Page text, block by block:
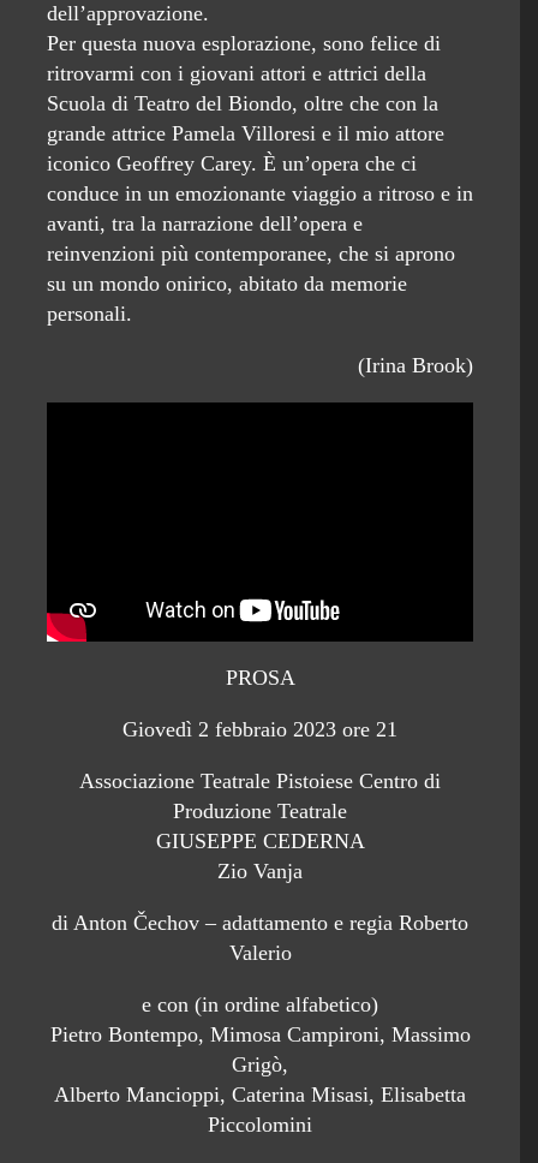
dell’approvazione.
Per questa nuova esplorazione, sono felice di
ritrovarmi con i giovani attori e attrici della
Scuola di Teatro del Biondo, oltre che con la
grande attrice Pamela Villoresi e il mio attore
iconico Geoffrey Carey. È un’opera che ci
conduce in un emozionante viaggio a ritroso e in
avanti, tra la narrazione dell’opera e
reinvenzioni più contemporanee, che si aprono
su un mondo onirico, abitato da memorie
personali.
(Irina Brook)
PROSA
Giovedì 2 febbraio 2023 ore 21
Associazione Teatrale Pistoiese Centro di
Produzione Teatrale
GIUSEPPE CEDERNA
Zio Vanja
di Anton Čechov – adattamento e regia Roberto
Valerio
e con (in ordine alfabetico)
Pietro Bontempo, Mimosa Campironi, Massimo
Grigò,
Alberto Mancioppi, Caterina Misasi, Elisabetta
Piccolomini